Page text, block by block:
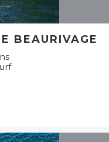
BEAURIVAGE